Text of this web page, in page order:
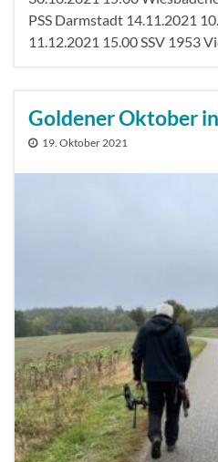
PSS Darmstadt 14.11.2021
11.12.2021 15.00 SSV 1953
Goldener Oktober
19. Oktober 2021